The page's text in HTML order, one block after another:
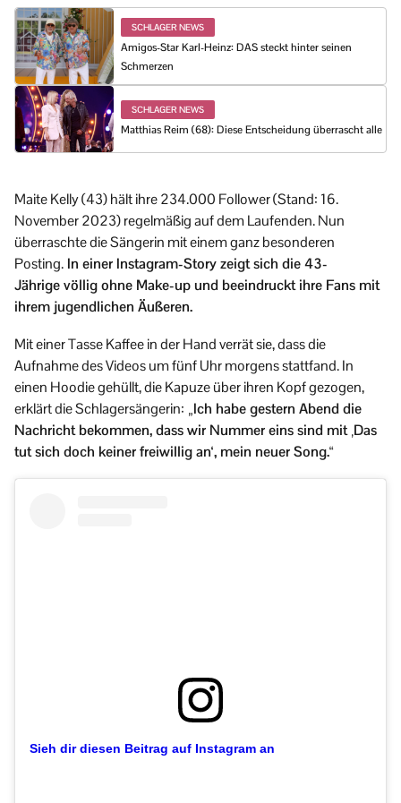
SCHLAGER NEWS
Amigos-Star Karl-Heinz: DAS steckt hinter seinen
Schmerzen
SCHLAGER NEWS
Matthias Reim (68): Diese Entscheidung überrascht alle
Maite Kelly (43) hält ihre 234.000 Follower (Stand: 16.
November 2023) regelmäßig auf dem Laufenden. Nun
überraschte die Sängerin mit einem ganz besonderen
Posting. In einer Instagram-Story zeigt sich die 43-
Jährige völlig ohne Make-up und beeindruckt ihre Fans mit
ihrem jugendlichen Äußeren.
Mit einer Tasse Kaffee in der Hand verrät sie, dass die
Aufnahme des Videos um fünf Uhr morgens stattfand. In
einen Hoodie gehüllt, die Kapuze über ihren Kopf gezogen,
erklärt die Schlagersängerin: „Ich habe gestern Abend die
Nachricht bekommen, dass wir Nummer eins sind mit ‚Das
tut sich doch keiner freiwillig an‘, mein neuer Song.“
Sieh dir diesen Beitrag auf Instagram an